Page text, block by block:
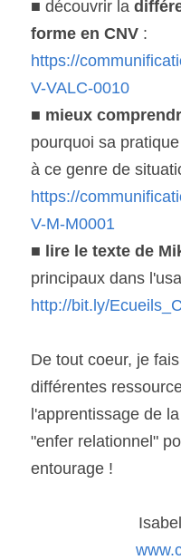
■ découvrir la
forme en CNV
https://
V-VALC-0010
■ mieux
pourquoi sa
https://
V-M-M0001
■ lire le texte de
http://bit.ly/
De tout coeur, je
différentes
l'apprentissage de
"enfer relationnel"
entourage !